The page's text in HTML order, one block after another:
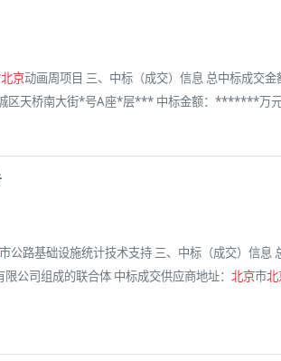
北京动画周项目 三、中标（成交）信息 总中标成交
区天桥南大街*号A座*层*** 中标金额：*******万元
市公路基础设施统计技术支持 三、中标（成交）信
公司组成的联合体 中标成交供应商地址： 北京市北